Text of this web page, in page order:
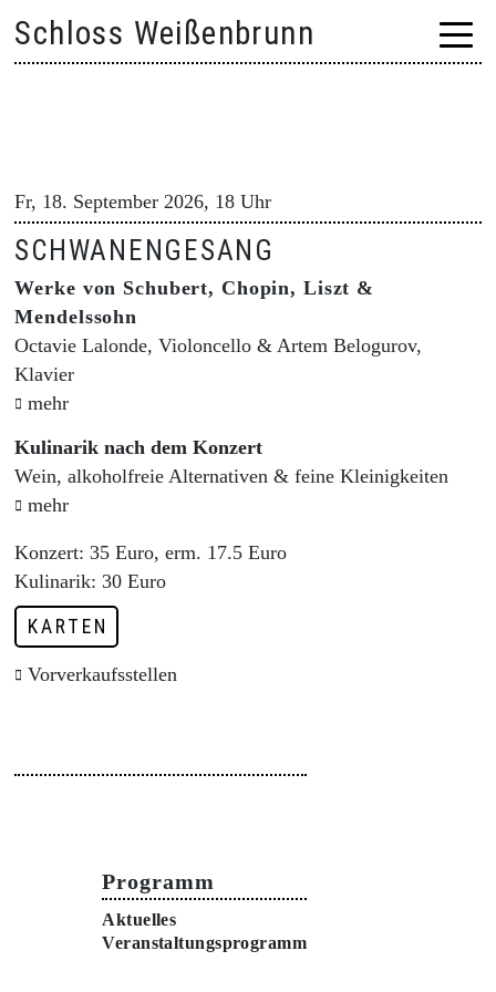
content
Schloss Weißenbrunn
Fr, 18. September 2026, 18 Uhr
SCHWANENGESANG
Werke von Schubert, Chopin, Liszt &
Mendelssohn
Octavie Lalonde, Violoncello & Artem Belogurov,
Klavier
mehr
Kulinarik nach dem Konzert
Wein, alkoholfreie Alternativen & feine Kleinigkeiten
mehr
Konzert: 35 Euro, erm. 17.5 Euro
Kulinarik: 30 Euro
KARTEN
Vorverkaufsstellen
Programm
Aktuelles
Veranstaltungsprogramm